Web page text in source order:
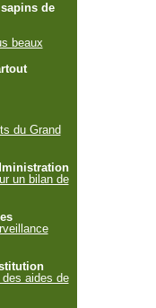
de
beaux
du Grand
un bilan de
aides de